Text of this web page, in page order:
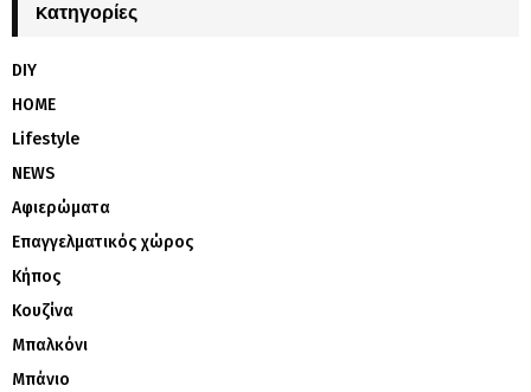
Kατηγορίες
DIY
HOME
Lifestyle
NEWS
Αφιερώματα
Επαγγελματικός χώρος
Κήπος
Κουζίνα
Μπαλκόνι
Μπάνιο